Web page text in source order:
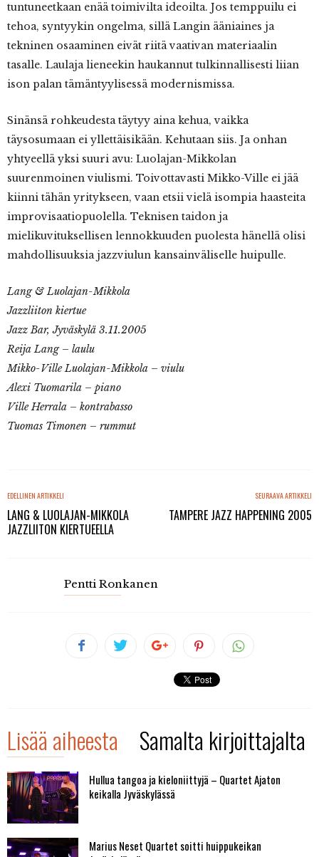
tuntuneetkaan enää toimivilta ideoilta. Jos temppuilu ei
tehoa, syntyykin ongelma, sillä Langin ääniaines ja
tekninen osaaminen eivät riitä vaativan materiaalin
tasalle. Laulaja lieneekin haukannut tulkinnallisesti liian
ison palan tämäntyylisessä modernismissa.
Sinänsä rohkeudesta täytyy aina kehua, vaikka
täysosumaan ei yllettäisikään. Kehutaan siis. Ja onhan
yhtyeellä yksi suuri avu: Luolajan-Mikkolan
suurenmoinen viulismi. Toivottavasti Mikko-Ville ei jää
kiinni tähän yritykseen, vaan etsii vielä isompia haasteita
improvisaatiopuolella. Teknisen taidon ja
mielikuvituksellisen lennokkuuden puolesta hänellä olisi
mahdollisuuksia jazzviulun kansainväliselle huipulle.
Lang & Luolajan-Mikkola
Jazzliiton kiertue
Jazz Bar, Jyväskylä 3.11.2005
Reija Lang – laulu
Mikko-Ville Luolajan-Mikkola – viulu
Alexi Tuomarila – piano
Ville Herrala – kontrabasso
Tuomas Timonen – rummut
EDELLINEN ARTIKKELI
LANG & LUOLAJAN-MIKKOLA
JAZZLIITON KIERTUEELLA
SEURAAVA ARTIKKELI
TAMPERE JAZZ HAPPENING 2005
Pentti Ronkanen
Lisää aiheesta Samalta kirjoittajalta
Hullua tangoa ja kieloniittyjä – Quartet Ajaton
keikalla Jyväskylässä
Marius Neset Quartet soitti huippukeikan